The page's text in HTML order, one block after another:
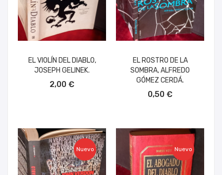
EL VIOLÍN DEL DIABLO,
JOSEPH GELINEK.
2,00 €
EL ROSTRO DE LA
SOMBRA, ALFREDO
GÓMEZ CERDÁ.
0,50 €
Nuevo Nuevo